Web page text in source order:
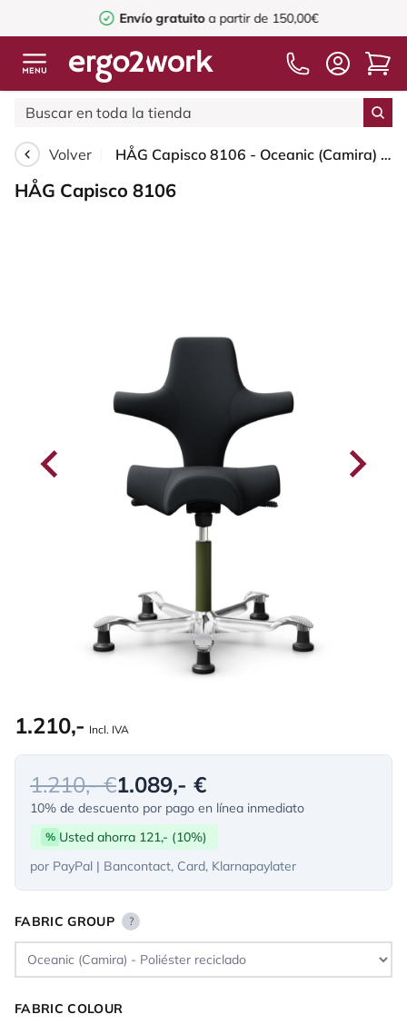
Envío gratuitoa partir de 150,00€
Volver HÅG Capisco 8106 - Oceanic (Camira) - Poliéster reciclado - OCI001 - Black - Moss Grey - 200 mm (seat height 46-64cm) - Glides
HÅG Capisco 8106
1.210,- Incl. IVA
1.210,- €1.089,- €
10% de descuento por pago en línea inmediato
% Usted ahorra 121,- (10%)
por PayPal | Bancontact, Card, Klarnapaylater
FABRIC GROUP ?
FABRIC COLOUR